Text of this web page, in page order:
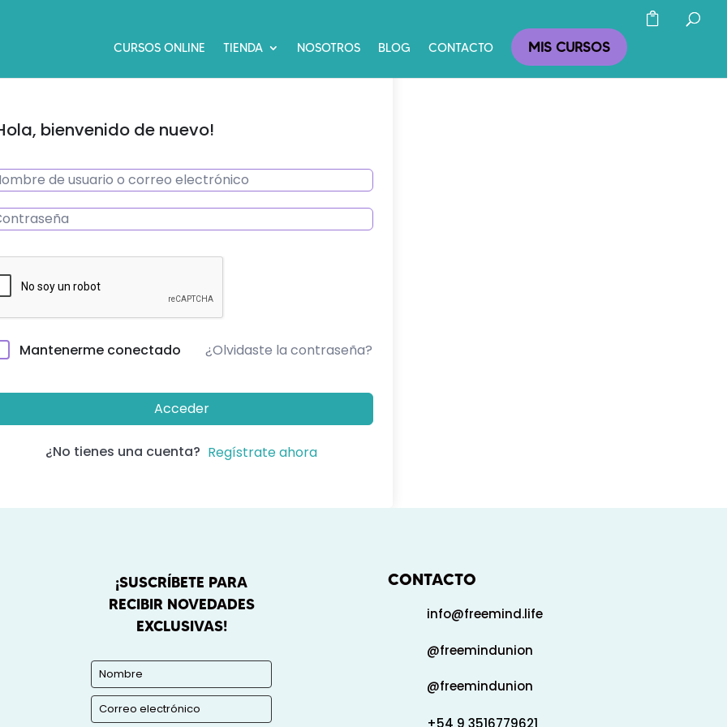
CURSOS ONLINE TIENDA NOSOTROS BLOG CONTACTO MIS CURSOS
bienvenido de nuevo!
Mantenerme conectado ¿Olvidaste la contraseña?
Acceder
¿No tienes una cuenta? Regístrate ahora
¡SUSCRÍBETE PARA
RECIBIR NOVEDADES
EXCLUSIVAS!
CONTACTO
info@freemind.life
@freemindunion
@freemindunion